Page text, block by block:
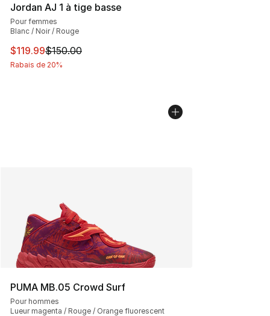
Jordan AJ 1 à tige basse
Pour femmes
Blanc / Noir / Rouge
Cet article est en solde. Le prix est passé de $150.00 à
$119.99$150.00
Rabais de 20%
PUMA MB.05 Crowd Surf
Pour hommes
Lueur magenta / Rouge / Orange fluorescent